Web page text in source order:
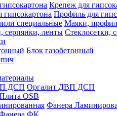
Крепеж для
Профиль для
Маяки,
Стеклосетки,
Блок газобетонный
Оргалит ДВП ДСП
OSB
Фанера
ФК